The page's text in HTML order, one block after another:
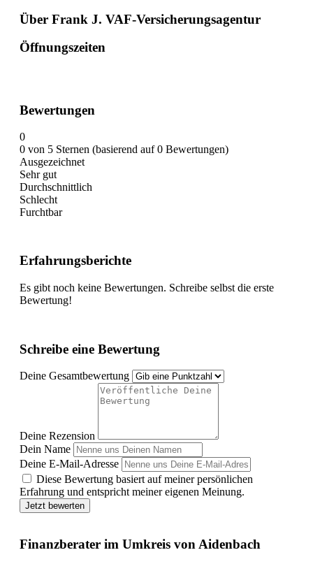
Über Frank J. VAF-Versicherungsagentur
Öffnungszeiten
Bewertungen
0
0 von 5 Sternen (basierend auf 0 Bewertungen)
Ausgezeichnet
Sehr gut
Durchschnittlich
Schlecht
Furchtbar
Erfahrungsberichte
Es gibt noch keine Bewertungen. Schreibe selbst die erste
Bewertung!
Schreibe eine Bewertung
Deine Gesamtbewertung
Deine Rezension
Dein Name
Deine E-Mail-Adresse
Diese Bewertung basiert auf meiner persönlichen
Erfahrung und entspricht meiner eigenen Meinung.
Jetzt bewerten
Finanzberater im Umkreis von Aidenbach